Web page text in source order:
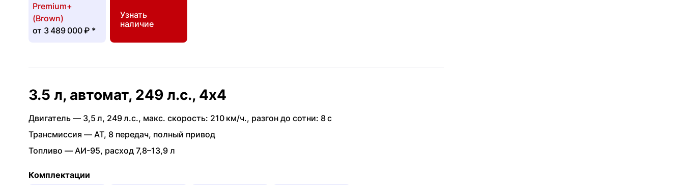
Premium+
(Brown)
от 3 489 000 ₽ *
Узнать
наличие
3.5 л, автомат, 249 л.с., 4x4
Двигатель — 3,5 л, 249 л.с., макс. скорость: 210 км/ч., разгон до сотни: 8 с
Трансмиссия — AT, 8 передач, полный привод
Топливо — АИ-95, расход 7,8–13,9 л
Комплектации